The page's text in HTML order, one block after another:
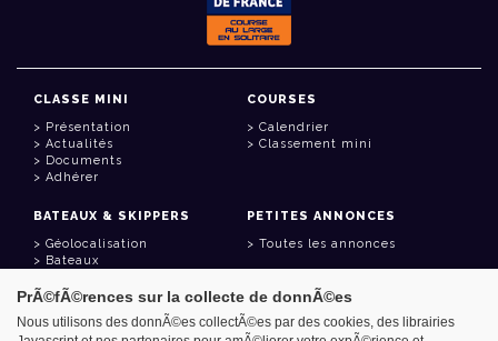
CLASSE MINI
Présentation
Actualités
Documents
Adhérer
COURSES
Calendrier
Classement mini
BATEAUX & SKIPPERS
Géolocalisation
Bateaux
PETITES ANNONCES
Toutes les annonces
LIENS UTILES
PrÃ©fÃ©rences sur la collecte de donnÃ©es
Nous utilisons des donnÃ©es collectÃ©es par des cookies, des librairies